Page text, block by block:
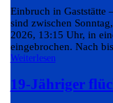
Einbruch in Gaststätte
sind zwischen
2026, 13:15 Uhr, in
eingebrochen. Nach
Weiterlesen
19-Jähriger